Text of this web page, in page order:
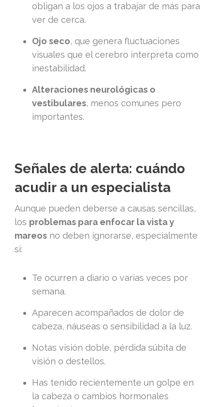
obligan a los ojos a trabajar de más para
ver de cerca.
Ojo seco, que genera fluctuaciones
visuales que el cerebro interpreta como
inestabilidad.
Alteraciones neurológicas o
vestibulares, menos comunes pero
importantes.
Señales de alerta: cuándo
acudir a un especialista
Aunque pueden deberse a causas sencillas,
los problemas para enfocar la vista y
mareos no deben ignorarse, especialmente
si:
Te ocurren a diario o varias veces por
semana.
Aparecen acompañados de dolor de
cabeza, náuseas o sensibilidad a la luz.
Notas visión doble, pérdida súbita de
visión o destellos.
Has tenido recientemente un golpe en
la cabeza o cambios hormonales